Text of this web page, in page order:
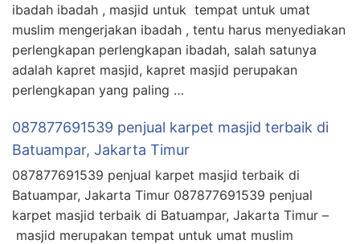
ibadah ibadah , masjid untuk tempat untuk umat
muslim mengerjakan ibadah , tentu harus menyediakan
perlengkapan perlengkapan ibadah, salah satunya
adalah kapret masjid, kapret masjid perupakan
perlengkapan yang paling …
087877691539 penjual karpet masjid terbaik di
Batuampar, Jakarta Timur
087877691539 penjual karpet masjid terbaik di
Batuampar, Jakarta Timur 087877691539 penjual
karpet masjid terbaik di Batuampar, Jakarta Timur –
masjid merupakan tempat untuk umat muslim